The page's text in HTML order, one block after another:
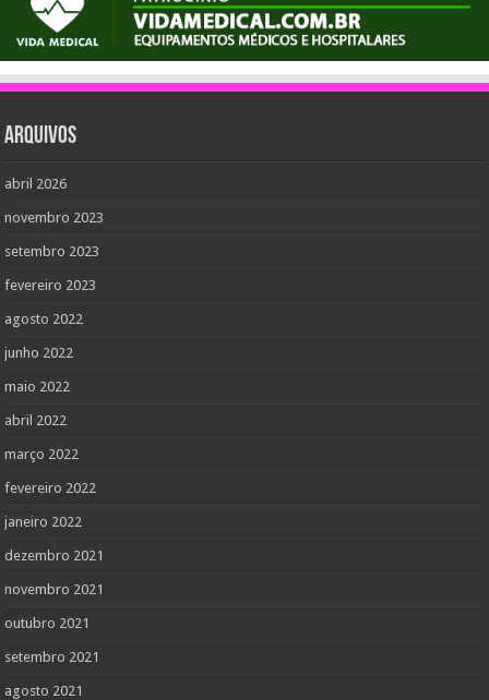
Arquivos
abril 2026
novembro 2023
setembro 2023
fevereiro 2023
agosto 2022
junho 2022
maio 2022
abril 2022
março 2022
fevereiro 2022
janeiro 2022
dezembro 2021
novembro 2021
outubro 2021
setembro 2021
agosto 2021